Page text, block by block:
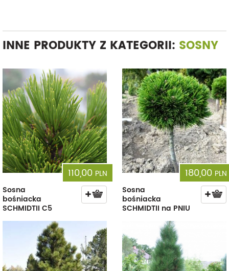
INNE PRODUKTY Z KATEGORII: SOSNY
110,00 PLN
Sosna
bośniacka
SCHMIDTII C5
180,00 PLN
Sosna
bośniacka
SCHMIDTII na PNIU